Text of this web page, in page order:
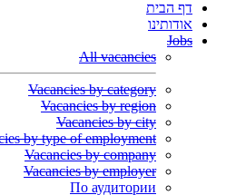
דף הבית
אודותינו
Jobs
All vacancies
Vacancies by category
Vacancies by region
Vacancies by city
by type of employment
Vacancies by company
Vacancies by employer
По аудитории